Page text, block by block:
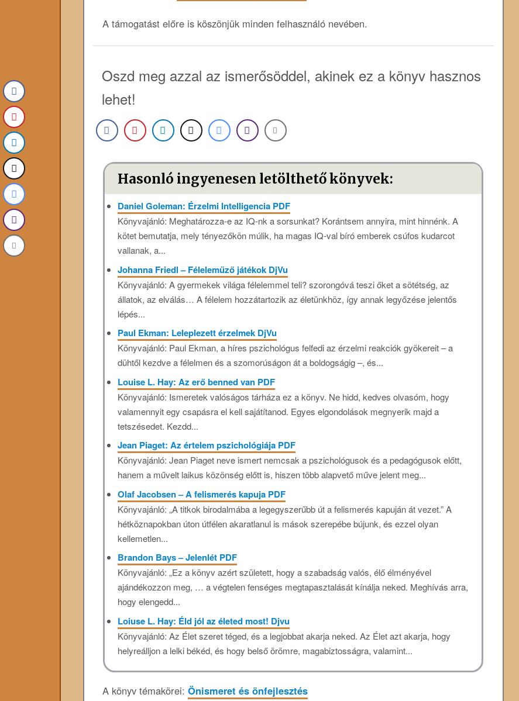
A támogatást előre is köszönjük minden felhasználó nevében.
Oszd meg azzal az ismerősöddel, akinek ez a könyv hasznos
lehet!
Hasonló ingyenesen letölthető könyvek:
Daniel Goleman: Érzelmi Intelligencia PDF
Könyvajánló: Meghatározza-e az IQ-nk a sorsunkat? Korántsem annyira, mint hinnénk. A
kötet bemutatja, mely tényezőkön múlik, ha magas IQ-val bíró emberek csúfos kudarcot
vallanak, a...
Johanna Friedl – Féleleműző játékok DjVu
Könyvajánló: A gyermekek világa félelemmel teli? szorongóvá teszi őket a sötétség, az
állatok, az elválás… A félelem hozzátartozik az életünkhöz, így annak legyőzése jelentős
lépés...
Paul Ekman: Leleplezett érzelmek DjVu
Könyvajánló: Paul Ekman, a híres pszichológus felfedi az érzelmi reakciók gyökereit – a
dühtől kezdve a félelmen és a szomorúságon át a boldogságig –, és...
Louise L. Hay: Az erő benned van PDF
Könyvajánló: Ismeretek valóságos tárháza ez a könyv. Ne hidd, kedves olvasóm, hogy
valamennyit egy csapásra el kell sajátítanod. Egyes elgondolások megnyerik majd a
tetszésedet. Kezdd...
Jean Piaget: Az értelem pszichológiája PDF
Könyvajánló: Jean Piaget neve ismert nemcsak a pszichológusok és a pedagógusok előtt,
hanem a művelt laikus közönség előtt is, hiszen több alapvető műve jelent meg...
Olaf Jacobsen – A felismerés kapuja PDF
Könyvajánló: „A titkok birodalmába a legegyszerűbb út a felismerés kapuján át vezet.” A
hétköznapokban úton útfélen akaratlanul is mások szerepébe bújunk, és ezzel olyan
kellemetlen...
Brandon Bays – Jelenlét PDF
Könyvajánló: „Ez a könyv azért született, hogy a szabadság valós, élő élményével
ajándékozzon meg, … a végtelen fenséges megtapasztalását kínálja neked. Meghívás arra,
hogy elengedd...
Loiuse L. Hay: Éld jól az életed most! Djvu
Könyvajánló: Az Élet szeret téged, és a legjobbat akarja neked. Az Élet azt akarja, hogy
helyreálljon a lelki békéd, és hogy belső örömre, magabiztosságra, valamint...
A könyv témakörei: Önismeret és önfejlesztés